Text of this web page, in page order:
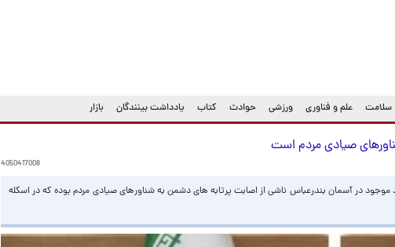
سلامت علم و فناوری ورزشی حوادث کتاب یادداشت بینندگان بازار
صیادی مردم است
4050417008
در آسمان بندرعباس ناشی از اصابت پرتابه های دشمن به شناورهای صیادی مردم بوده که در اسکله